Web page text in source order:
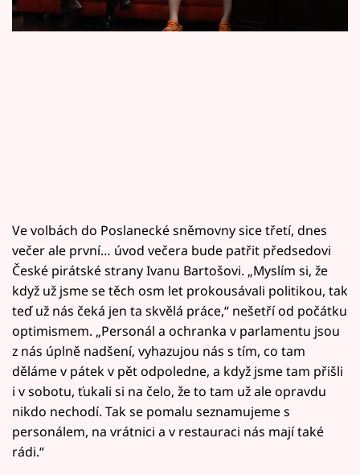
Ve volbách do Poslanecké sněmovny sice třetí, dnes
večer ale první… úvod večera bude patřit předsedovi
České pirátské strany Ivanu Bartošovi. „Myslím si, že
když už jsme se těch osm let prokousávali politikou, tak
teď už nás čeká jen ta skvělá práce,“ nešetří od počátku
optimismem. „Personál a ochranka v parlamentu jsou
z nás úplně nadšení, vyhazujou nás s tím, co tam
děláme v pátek v pět odpoledne, a když jsme tam přišli
i v sobotu, ťukali si na čelo, že to tam už ale opravdu
nikdo nechodí. Tak se pomalu seznamujeme s
personálem, na vrátnici a v restauraci nás mají také
rádi.“